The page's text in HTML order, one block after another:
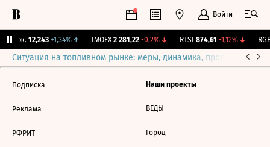
Войти
Бирж. 12,243 +1,34%↑ IMOEX 2 281,22 -0,2%↓ RTSI 874,61 -1,12%↓ RGBI
Ситуация на топливном рынке: меры, динамика, прогнозы
Подписка
Реклама
РФРИТ
Наши проекты
ВЕДЫ
Город